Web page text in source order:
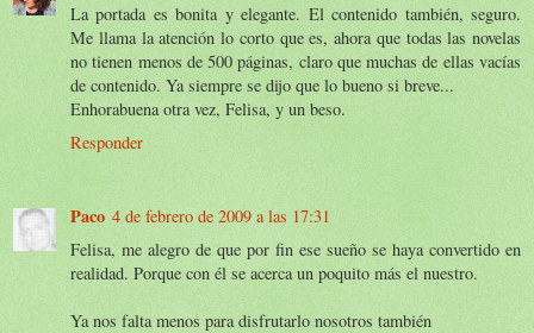
La portada es bonita y elegante. El contenido también, seguro.
Me llama la atención lo corto que es, ahora que todas las novelas
no tienen menos de 500 páginas, claro que muchas de ellas vacías
de contenido. Ya siempre se dijo que lo bueno si breve...
Enhorabuena otra vez, Felisa, y un beso.
Responder
Paco 4 de febrero de 2009 a las 17:31
Felisa, me alegro de que por fin ese sueño se haya convertido en
realidad. Porque con él se acerca un poquito más el nuestro.
Ya nos falta menos para disfrutarlo nosotros también